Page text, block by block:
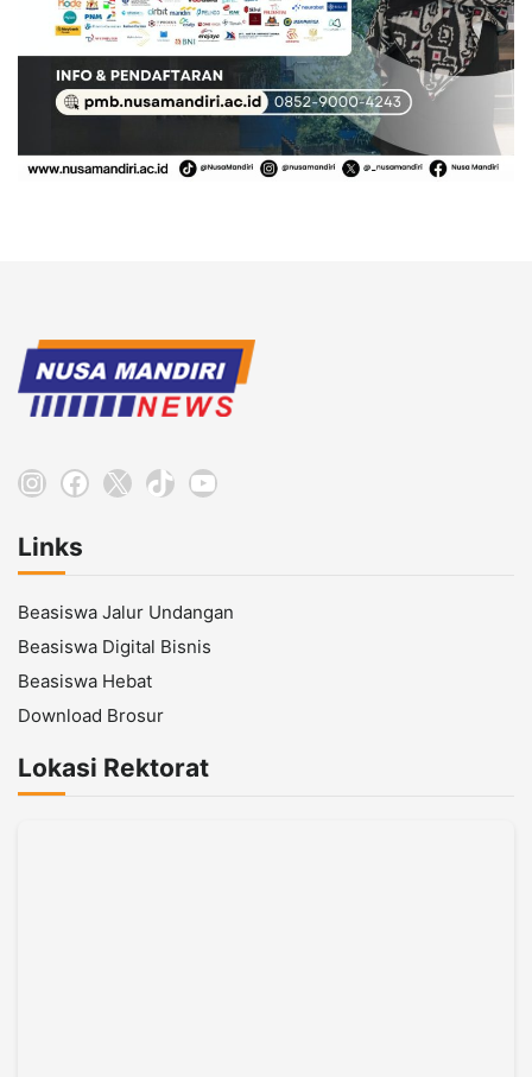
Instagram
Facebook
X TikTokYouTube
Links
Beasiswa Jalur Undangan
Beasiswa Digital Bisnis
Beasiswa Hebat
Download Brosur
Lokasi Rektorat